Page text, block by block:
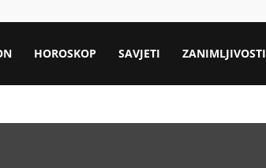
HOROSKOP SAVJETI ZANIMLJIVOSTI